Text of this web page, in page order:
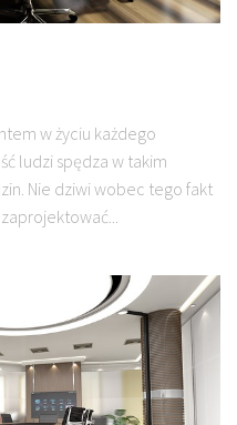
w życiu każdego
ludzi spędza w takim
Nie dziwi wobec tego fakt